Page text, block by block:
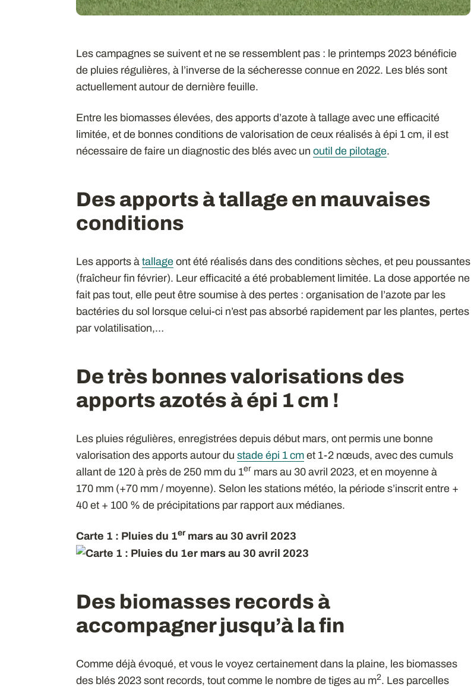
Les campagnes se suivent et ne se ressemblent pas : le printemps 2023 bénéficie
de pluies régulières, à l’inverse de la sécheresse connue en 2022. Les blés sont
actuellement autour de dernière feuille.
Entre les biomasses élevées, des apports d’azote à tallage avec une efficacité
limitée, et de bonnes conditions de valorisation de ceux réalisés à épi 1 cm, il est
nécessaire de faire un diagnostic des blés avec un outil de pilotage.
Des apports à tallage en mauvaises
conditions
Les apports à tallageont été réalisés dans des conditions sèches, et peu poussantes
(fraîcheur fin février). Leur efficacité a été probablement limitée. La dose apportée ne
fait pas tout, elle peut être soumise à des pertes : organisation de l’azote par les
bactéries du sol lorsque celui-ci n’est pas absorbé rapidement par les plantes, pertes
par volatilisation,…
De très bonnes valorisations des
apports azotés à épi 1 cm !
Les pluies régulières, enregistrées depuis début mars, ont permis une bonne
valorisation des apports autour du stade épi 1 cmet 1-2 nœuds, avec des cumuls
allant de 120 à près de 250 mm du 1ermars au 30 avril 2023, et en moyenne à
170 mm (+70 mm / moyenne). Selon les stations météo, la période s’inscrit entre +
40 et + 100 % de précipitations par rapport aux médianes.
Carte 1 : Pluies du 1ermars au 30 avril 2023
Des biomasses records à
accompagner jusqu’à la fin
Comme déjà évoqué, et vous le voyez certainement dans la plaine, les biomasses
des blés 2023 sont records, tout comme le nombre de tiges au m2. Les parcelles